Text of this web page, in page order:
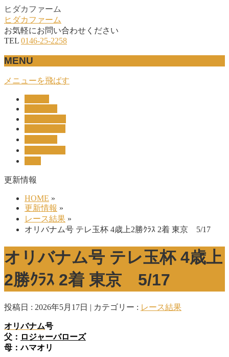
ヒダカファーム
ヒダカファーム
お気軽にお問い合わせください
TEL 0146-25-2258
MENU
メニューを飛ばす
更新情報
HOME »
更新情報 »
レース結果 »
オリバナム号 テレ玉杯 4歳上2勝ｸﾗｽ 2着 東京 5/17
オリバナム号 テレ玉杯 4歳上
2勝ｸﾗｽ 2着 東京 5/17
投稿日 : 2026年5月17日 カテゴリー : レース結果
オリバナム号
父： ロジャーバローズ
母：ハマオリ